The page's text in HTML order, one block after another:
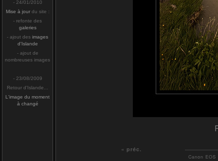
- 24/01/2010
Mise à jourdu site :
- refonte des
galeries
- ajout des images
d'Islande
- ajout de
nombreuses images
- 23/08/2009
Retour d'Islande...
L'image du moment
à changé
Canon
« préc.